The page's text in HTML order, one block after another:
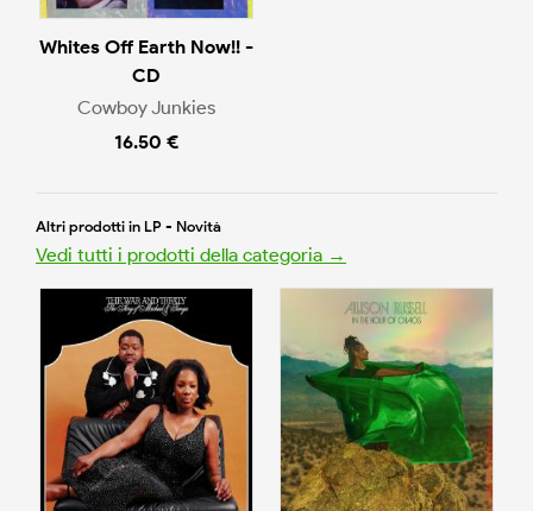
Whites Off Earth Now!! -
CD
Cowboy Junkies
16.50 €
Altri prodotti in LP - Novità
Vedi tutti i prodotti della categoria →